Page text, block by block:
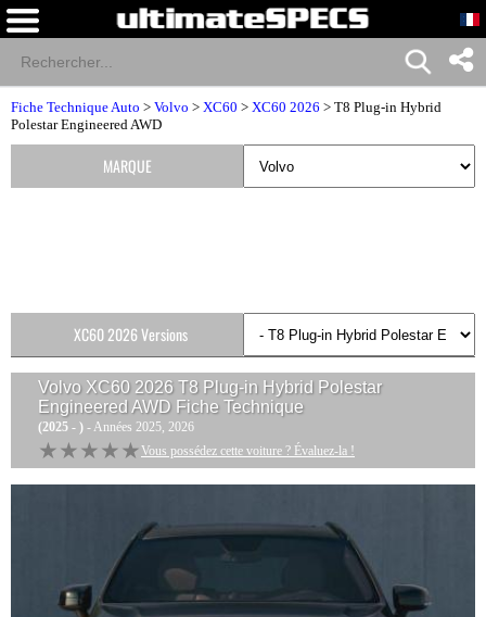
Fiche Technique Auto > Volvo > XC60 > XC60 2026 > T8 Plug-in Hybrid
Polestar Engineered AWD
Volvo XC60 2026 T8 Plug-in Hybrid Polestar
Engineered AWD Fiche Technique
(2025 - ) - Années 2025, 2026
★★★★★
★★★★★ Vous possédez cette voiture ? Évaluez-la !
MARQUE
XC60 2026 Versions